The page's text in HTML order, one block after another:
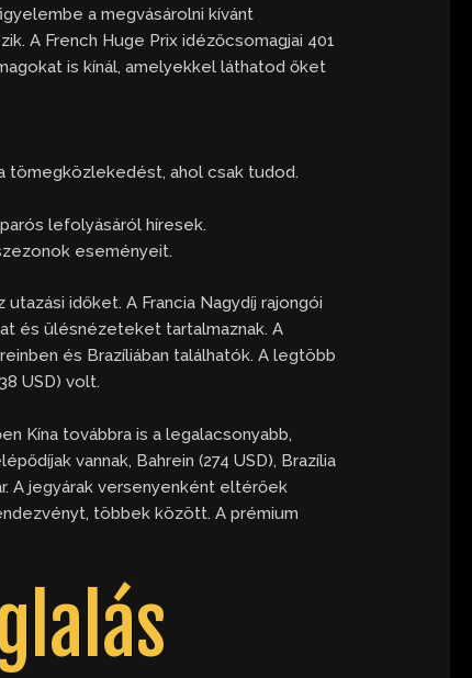
a megvásárolni kívánt
A French Huge Prix idézőcsomagjai 401
is kínál, amelyekkel láthatod őket
tömegközlekedést, ahol csak tudod.
lefolyásáról híresek.
eseményeit.
időket. A Francia Nagydíj rajongói
és ülésnézeteket tartalmaznak. A
és Brazíliában találhatók. A legtöbb
USD) volt.
Kína továbbra is a legalacsonyabb,
vannak, Bahrein (274 USD), Brazília
A jegyárak versenyenként eltérőek
többek között. A prémium